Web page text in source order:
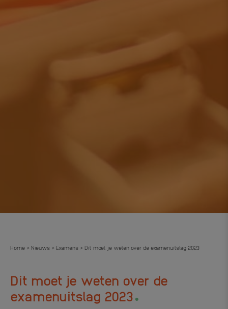
Home > Nieuws > Examens > Dit moet je weten over de examenuitslag 2023
Dit moet je weten over de
examenuitslag 2023.